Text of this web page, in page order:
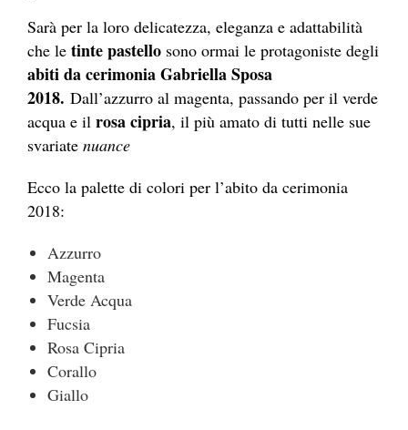
Sarà per la loro delicatezza, eleganza e adattabilità
che le tinte pastello sono ormai le protagoniste degli
abiti da cerimonia Gabriella Sposa
2018. Dall’azzurro al magenta, passando per il verde
acqua e il rosa cipria, il più amato di tutti nelle sue
svariate nuance
Ecco la palette di colori per l’abito da cerimonia
2018:
Azzurro
Magenta
Verde Acqua
Fucsia
Rosa Cipria
Corallo
Giallo